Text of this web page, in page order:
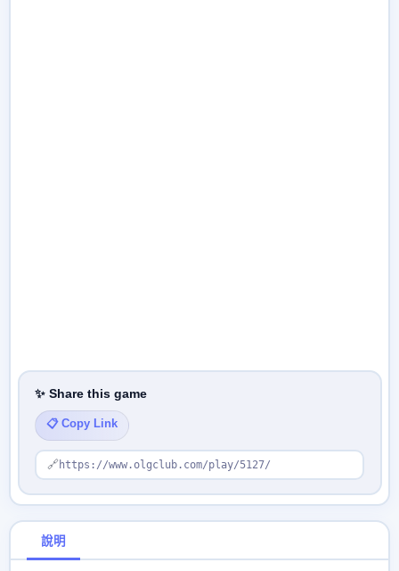
✨ Share this game
📋 Copy Link
🔗 https://www.olgclub.com/play/5127/
說明